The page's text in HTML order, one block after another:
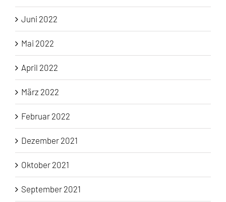
Juni 2022
Mai 2022
April 2022
März 2022
Februar 2022
Dezember 2021
Oktober 2021
September 2021